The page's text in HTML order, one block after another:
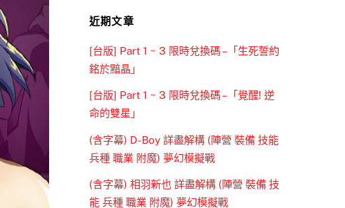
近期文章
[台版] Part 1 ~ 3 限時兌換碼 –「生死誓約
銘於黯晶」
[台版] Part 1 ~ 3 限時兌換碼 –「覺醒! 逆
命的雙星」
(含字幕) D-Boy 詳盡解構 (陣營 裝備 技能
兵種 職業 附魔) 夢幻模擬戰
(含字幕) 相羽新也 詳盡解構 (陣營 裝備 技
能 兵種 職業 附魔) 夢幻模擬戰